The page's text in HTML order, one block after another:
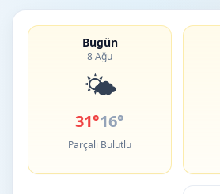
Bugün
8 Ağu
🌤️
31°16°
Parçalı Bulutlu